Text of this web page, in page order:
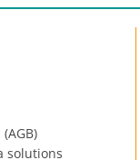
solutions